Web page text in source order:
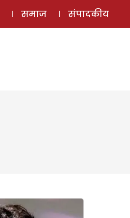
समाज संपादकीय